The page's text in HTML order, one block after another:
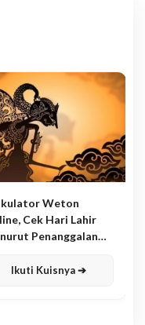
Weton
Cek Hari Lahir
Penanggalan
Ikuti Kuisnya ➔